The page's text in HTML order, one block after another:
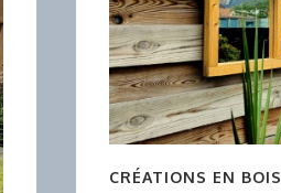
CRÉATIONS EN BOIS